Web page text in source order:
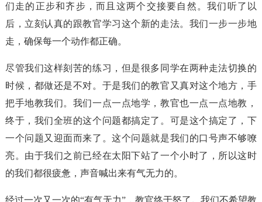
们走的正步和齐步，而且这两个交接要自然。我们听了以
后，立刻认真的跟教官学习这个新的走法。我们一步一步地
走，确保每一个动作都正确。
尽管我们这样刻苦的练习，但是很多同学在两种走法切换的
时候，都做还是不对。于是我们的教官又真对这个地方，手
把手地教我们。我们一点一点地学，教官也一点一点地教，
终于，我们全班的这个问题都搞定了。可是这个搞定了，下
一个问题又迎面而来了。这个问题就是我们的口号声不够嘹
亮。由于我们之前已经在太阳下站了一个小时了，所以这时
的我们都很疲惫，声音喊出来有气无力的。
经过一次又一次的“有气无力”，教官终于怒了。我们不希望教